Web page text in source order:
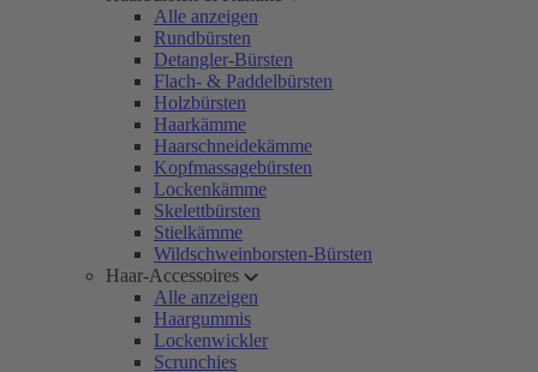
Alle anzeigen
Rundbürsten
Detangler-Bürsten
Flach- & Paddelbürsten
Holzbürsten
Haarkämme
Haarschneidekämme
Kopfmassagebürsten
Lockenkämme
Skelettbürsten
Stielkämme
Wildschweinborsten-Bürsten
Haar-Accessoires
Alle anzeigen
Haargummis
Lockenwickler
Scrunchies